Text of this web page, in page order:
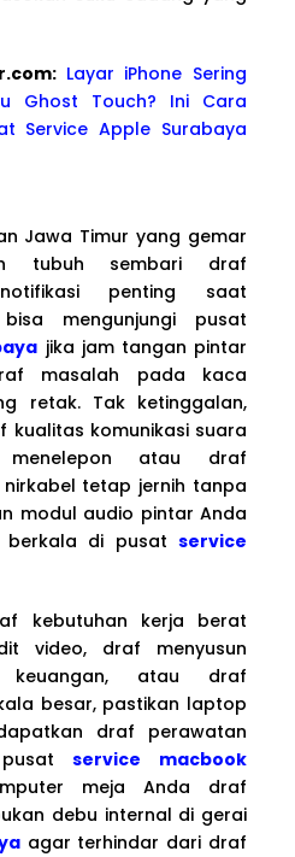
Layar iPhone Sering
Ghost Touch? Ini Cara
Service Apple Surabaya
Jawa Timur yang gemar
tubuh sembari draf
penting saat
mengunjungi pusat
jika jam tangan pintar
masalah pada kaca
retak. Tak ketinggalan,
kualitas komunikasi suara
atau draf
tetap jernih tanpa
modul audio pintar Anda
di pusat service
kebutuhan kerja berat
video, draf menyusun
keuangan, atau draf
besar, pastikan laptop
draf perawatan
pusatservice macbook
meja Anda draf
debu internal di gerai
agar terhindar dari draf